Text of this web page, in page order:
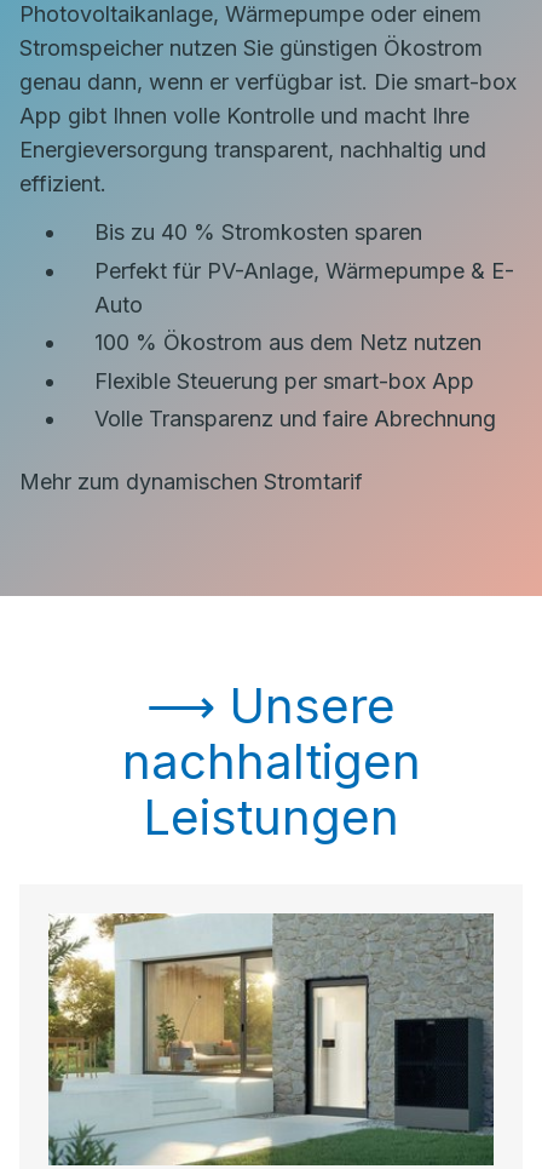
Photovoltaikanlage, Wärmepumpe oder einem
Stromspeicher nutzen Sie günstigen Ökostrom
genau dann, wenn er verfügbar ist. Die smart-box
App gibt Ihnen volle Kontrolle und macht Ihre
Energieversorgung transparent, nachhaltig und
effizient.
Bis zu 40 % Stromkosten sparen
Perfekt für PV-Anlage, Wärmepumpe & E-
Auto
100 % Ökostrom aus dem Netz nutzen
Flexible Steuerung per smart-box App
Volle Transparenz und faire Abrechnung
Mehr zum dynamischen Stromtarif
⟶ Unsere
nachhaltigen
Leistungen